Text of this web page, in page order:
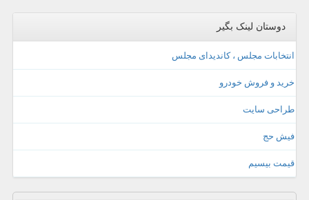
دوستان لینک بگیر
انتخابات مجلس ، کاندیدای مجلس
خرید و فروش خودرو
طراحی سایت
فیش حج
قیمت بیسیم